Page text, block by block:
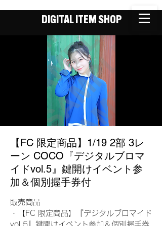
DIGITAL ITEM SHOP
【FC 限定商品】1/19 2部 3レ
ーン COCO『デジタルブロマ
イドvol.5』鍵開けイベント参
加＆個別握手券付
販売商品
・【FC 限定商品】『デジタルブロマイド
vol.5』鍵開けイベント参加＆個別握手券